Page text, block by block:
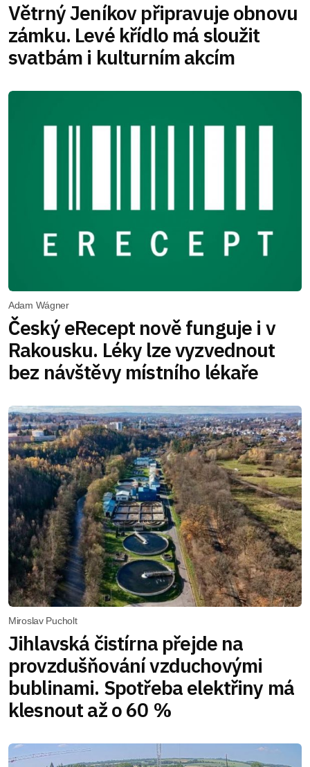
Větrný Jeníkov připravuje obnovu
zámku. Levé křídlo má sloužit
svatbám i kulturním akcím
Adam Wágner
Český eRecept nově funguje i v
Rakousku. Léky lze vyzvednout
bez návštěvy místního lékaře
Miroslav Pucholt
Jihlavská čistírna přejde na
provzdušňování vzduchovými
bublinami. Spotřeba elektřiny má
klesnout až o 60 %